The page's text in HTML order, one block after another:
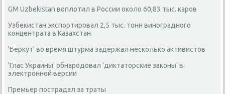
GM Uzbekistan воплотил в России около 60,83 тыс. каров
Узбекистан экспортировал 2,5 тыс. тонн виноградного
концентрата в Казахстан
'Беркут' во время штурма задержал несколько активистов
'Глас Украины' обнародовал 'диктаторские законы' в
электронной версии
Премьер пострадал за траты